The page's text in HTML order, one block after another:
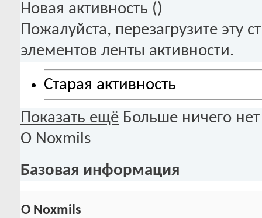
Новая активность ()
Пожалуйста, перезагрузите эту
элементов ленты активности.
Старая активность
Показать ещё Больше ничего нет
О Noxmils
Базовая информация
О Noxmils